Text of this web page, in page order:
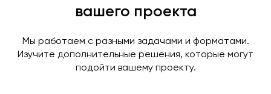
вашего проекта
Мы работаем с разными задачами и форматами.
Изучите дополнительные решения, которые могут
подойти вашему проекту.